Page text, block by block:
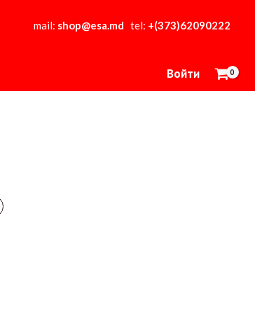
mail: shop@esa.md tel: +(373)62090222
Войти